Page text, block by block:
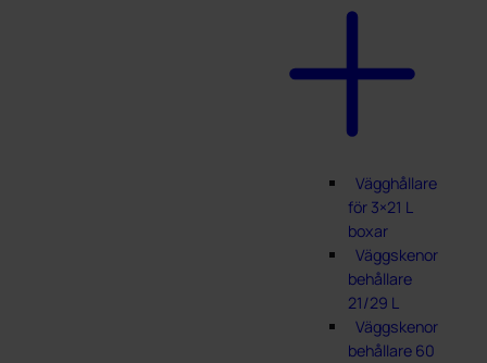
Vägghållare
för 3×21 L
boxar
Väggskenor
behållare
21/29 L
Väggskenor
behållare 60